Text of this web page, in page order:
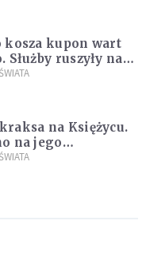
kosza kupon wart
ruszyły na
na Księżycu.
na jego
do